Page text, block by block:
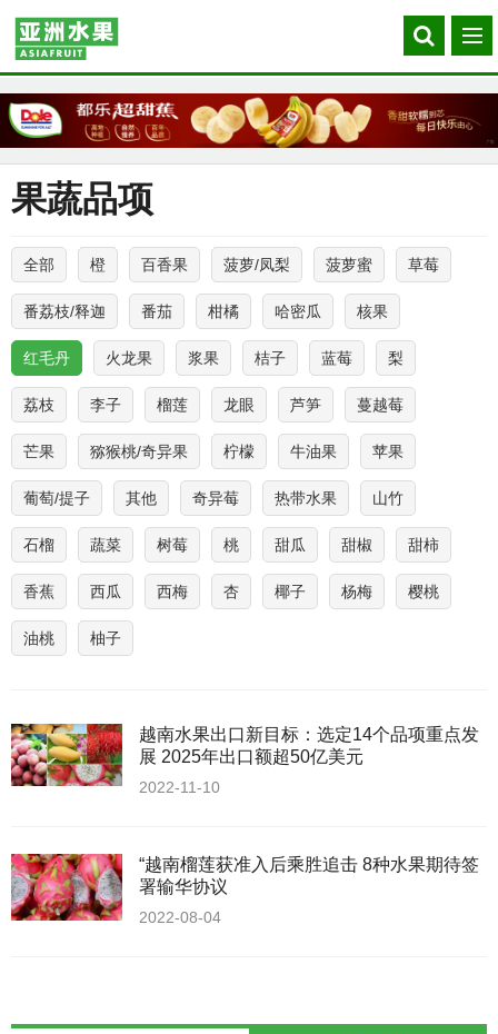
Search
our
菜
单
果蔬品项
全部 橙 百香果 菠萝/凤梨 菠萝蜜 草莓
番荔枝/释迦 番茄 柑橘 哈密瓜 核果
红毛丹 火龙果 浆果 桔子 蓝莓 梨
荔枝 李子 榴莲 龙眼 芦笋 蔓越莓
芒果 猕猴桃/奇异果 柠檬 牛油果 苹果
葡萄/提子 其他 奇异莓 热带水果 山竹
石榴 蔬菜 树莓 桃 甜瓜 甜椒 甜柿
香蕉 西瓜 西梅 杏 椰子 杨梅 樱桃
油桃 柚子
越南水果出口新目标：选定14个品项重点发
展 2025年出口额超50亿美元
2022-11-10
“越南榴莲获准入后乘胜追击 8种水果期待签
署输华协议
2022-08-04